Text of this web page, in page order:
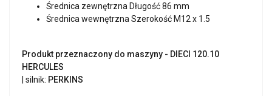
Średnica zewnętrzna Długość 86 mm
Średnica wewnętrzna Szerokość M12 x 1.5
Produkt przeznaczony do maszyny - DIECI 120.10
HERCULES
| silnik: PERKINS